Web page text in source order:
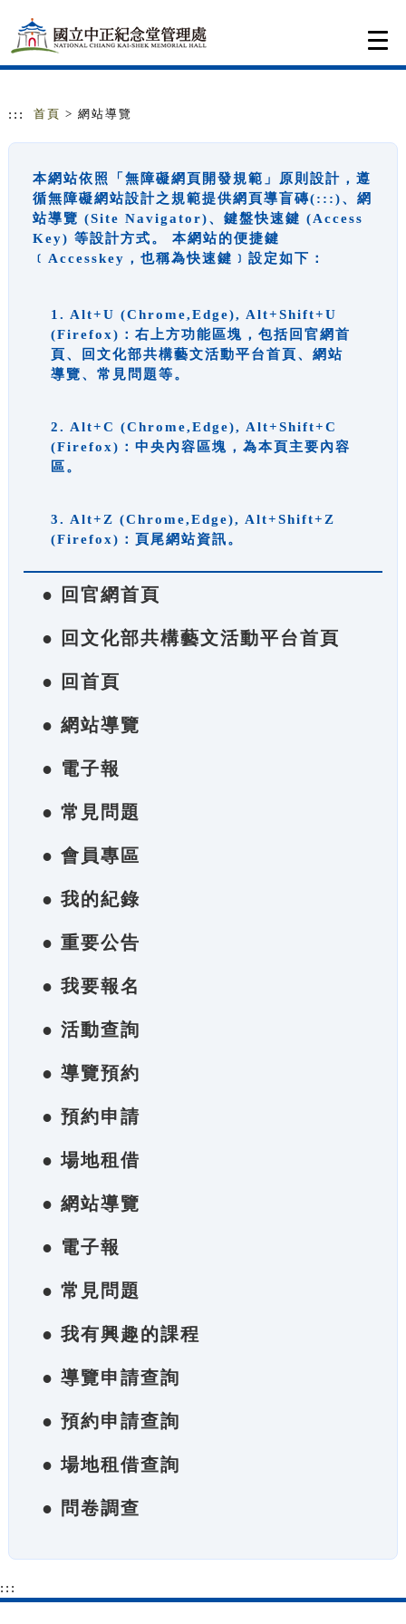
::: 首頁 > 網站導覽
本網站依照「無障礙網頁開發規範」原則設計，遵
循無障礙網站設計之規範提供網頁導盲磚(:::)、網
站導覽 (Site Navigator)、鍵盤快速鍵 (Access
Key) 等設計方式。 本網站的便捷鍵
﹝Accesskey，也稱為快速鍵﹞設定如下：
1. Alt+U (Chrome,Edge), Alt+Shift+U
(Firefox)：右上方功能區塊，包括回官網首
頁、回文化部共構藝文活動平台首頁、網站
導覽、常見問題等。
2. Alt+C (Chrome,Edge), Alt+Shift+C
(Firefox)：中央內容區塊，為本頁主要內容
區。
3. Alt+Z (Chrome,Edge), Alt+Shift+Z
(Firefox)：頁尾網站資訊。
● 回官網首頁
● 回文化部共構藝文活動平台首頁
● 回首頁
● 網站導覽
● 電子報
● 常見問題
● 會員專區
● 我的紀錄
● 重要公告
● 我要報名
● 活動查詢
● 導覽預約
● 預約申請
● 場地租借
● 網站導覽
● 電子報
● 常見問題
● 我有興趣的課程
● 導覽申請查詢
● 預約申請查詢
● 場地租借查詢
● 問卷調查
:::